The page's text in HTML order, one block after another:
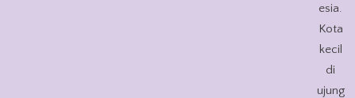
esia.
Kota
kecil
di
ujung